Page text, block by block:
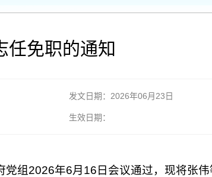
任免职的通知
发文日期：2026年06月23日
生效日期：
组2026年6月16日会议通过，现将张伟